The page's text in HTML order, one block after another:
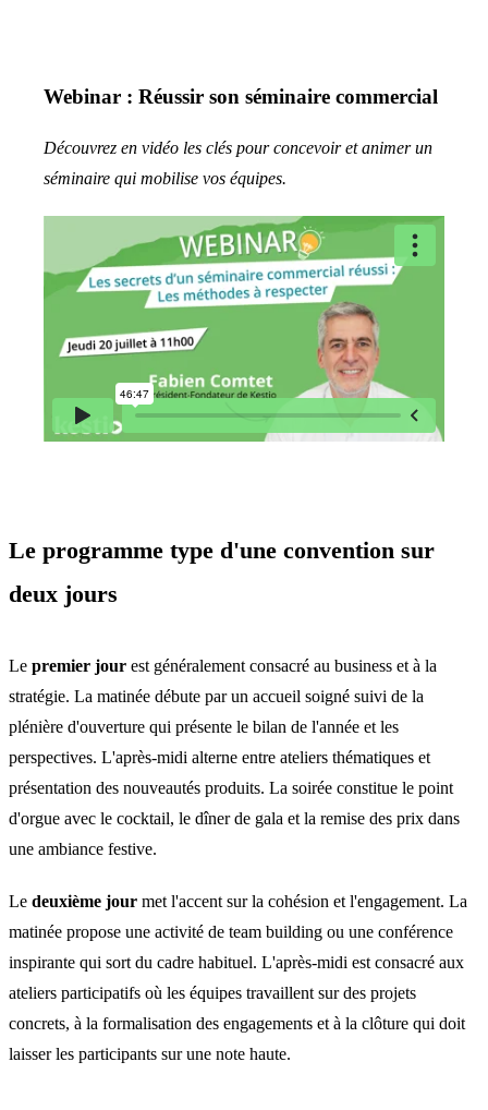
Webinar : Réussir son séminaire commercial
Découvrez en vidéo les clés pour concevoir et animer un
séminaire qui mobilise vos équipes.
Le programme type d'une convention sur
deux jours
Le premier jour est généralement consacré au business et à la
stratégie. La matinée débute par un accueil soigné suivi de la
plénière d'ouverture qui présente le bilan de l'année et les
perspectives. L'après-midi alterne entre ateliers thématiques et
présentation des nouveautés produits. La soirée constitue le point
d'orgue avec le cocktail, le dîner de gala et la remise des prix dans
une ambiance festive.
Le deuxième jour met l'accent sur la cohésion et l'engagement. La
matinée propose une activité de team building ou une conférence
inspirante qui sort du cadre habituel. L'après-midi est consacré aux
ateliers participatifs où les équipes travaillent sur des projets
concrets, à la formalisation des engagements et à la clôture qui doit
laisser les participants sur une note haute.